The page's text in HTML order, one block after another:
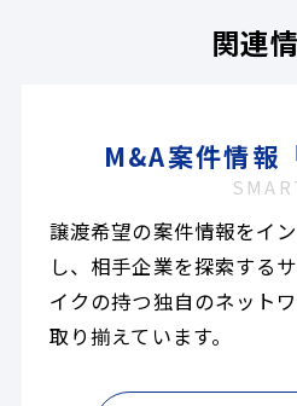
関連
M&A案件情報
譲渡希望の案件情報をイ
し、相手企業を探索する
イクの持つ独自のネット
取り揃えています。